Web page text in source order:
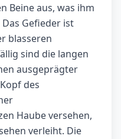
Beine aus, was ihm
Gefieder ist
blasseren
sind die langen
ausgeprägter
des
Haube versehen,
verleiht. Die